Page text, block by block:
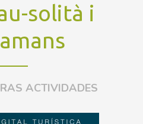
solità i
ACTIVIDADES